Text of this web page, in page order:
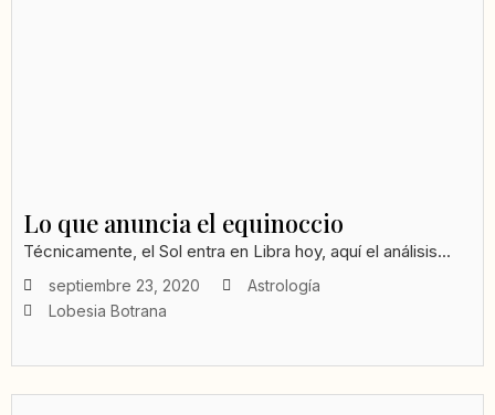
Lo que anuncia el equinoccio
Técnicamente, el Sol entra en Libra hoy, aquí el análisis...
septiembre 23, 2020
Astrología
Lobesia Botrana